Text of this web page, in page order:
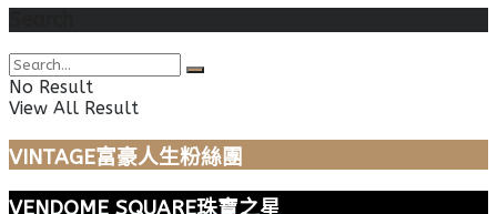
No Result
View All Result
VINTAGE富豪人生粉絲團
VENDOME SQUARE珠寶之星